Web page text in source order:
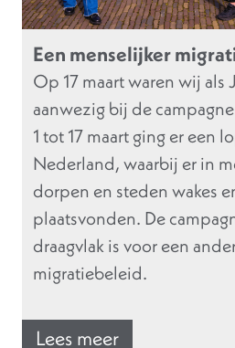
Een menselijker
Op 17 maart waren wij als
aanwezig bij de
1 tot 17 maart ging er een
Nederland, waarbij er in
dorpen en steden wakes
plaatsvonden. De
draagvlak is voor een
migratiebeleid.
Lees meer